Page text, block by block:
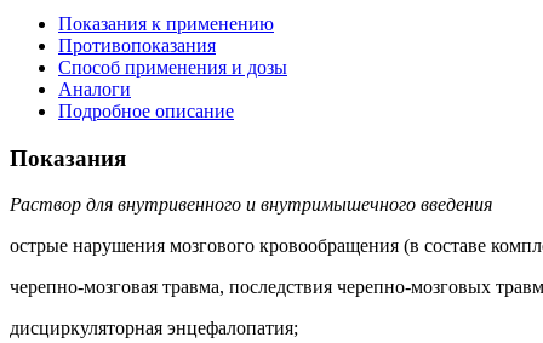
Показания к применению
Противопоказания
Способ применения и дозы
Аналоги
Подробное описание
Показания
Раствор для внутривенного и внутримышечного введения
острые нарушения мозгового кровообращения (в составе
черепно-мозговая травма, последствия черепно-мозговых
дисциркуляторная энцефалопатия;